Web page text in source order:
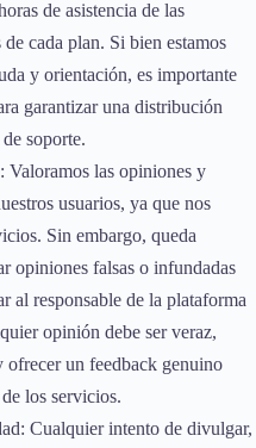
de asistencia de las
cada plan. Si bien estamos
y orientación, es importante
garantizar una distribución
soporte.
Valoramos las opiniones y
usuarios, ya que nos
Sin embargo, queda
opiniones falsas o infundadas
al responsable de la plataforma
opinión debe ser veraz,
ofrecer un feedback genuino
los servicios.
Cualquier intento de divulgar,